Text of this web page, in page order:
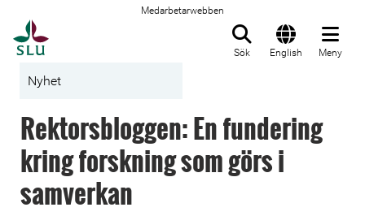
Medarbetarwebben
Sök English Meny
Nyhet
Rektorsbloggen: En fundering
kring forskning som görs i
samverkan